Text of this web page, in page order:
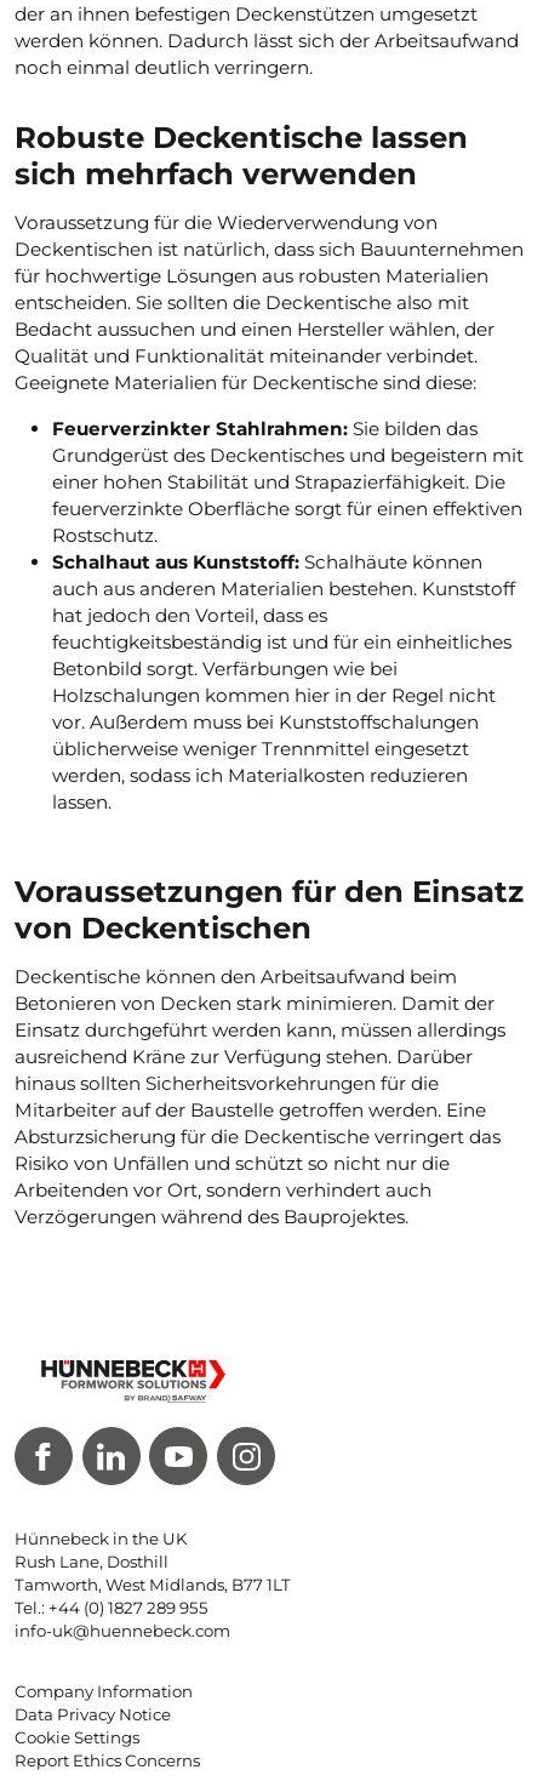
der an ihnen befestigen Deckenstützen umgesetzt
werden können. Dadurch lässt sich der Arbeitsaufwand
noch einmal deutlich verringern.
Robuste Deckentische lassen
sich mehrfach verwenden
Voraussetzung für die Wiederverwendung von
Deckentischen ist natürlich, dass sich Bauunternehmen
für hochwertige Lösungen aus robusten Materialien
entscheiden. Sie sollten die Deckentische also mit
Bedacht aussuchen und einen Hersteller wählen, der
Qualität und Funktionalität miteinander verbindet.
Geeignete Materialien für Deckentische sind diese:
Feuerverzinkter Stahlrahmen: Sie bilden das
Grundgerüst des Deckentisches und begeistern mit
einer hohen Stabilität und Strapazierfähigkeit. Die
feuerverzinkte Oberfläche sorgt für einen effektiven
Rostschutz.
Schalhaut aus Kunststoff: Schalhäute können
auch aus anderen Materialien bestehen. Kunststoff
hat jedoch den Vorteil, dass es
feuchtigkeitsbeständig ist und für ein einheitliches
Betonbild sorgt. Verfärbungen wie bei
Holzschalungen kommen hier in der Regel nicht
vor. Außerdem muss bei Kunststoffschalungen
üblicherweise weniger Trennmittel eingesetzt
werden, sodass ich Materialkosten reduzieren
lassen.
Voraussetzungen für den Einsatz
von Deckentischen
Deckentische können den Arbeitsaufwand beim
Betonieren von Decken stark minimieren. Damit der
Einsatz durchgeführt werden kann, müssen allerdings
ausreichend Kräne zur Verfügung stehen. Darüber
hinaus sollten Sicherheitsvorkehrungen für die
Mitarbeiter auf der Baustelle getroffen werden. Eine
Absturzsicherung für die Deckentische verringert das
Risiko von Unfällen und schützt so nicht nur die
Arbeitenden vor Ort, sondern verhindert auch
Verzögerungen während des Bauprojektes.
Hünnebeck in the UK
Rush Lane, Dosthill
Tamworth, West Midlands, B77 1LT
Tel.: +44 (0) 1827 289 955
info-uk@huennebeck.com
Company Information
Data Privacy Notice
Cookie Settings
Report Ethics Concerns